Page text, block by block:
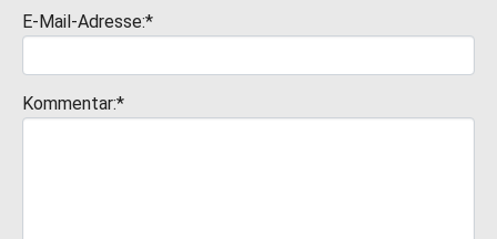
E-Mail-Adresse:*
Kommentar:*